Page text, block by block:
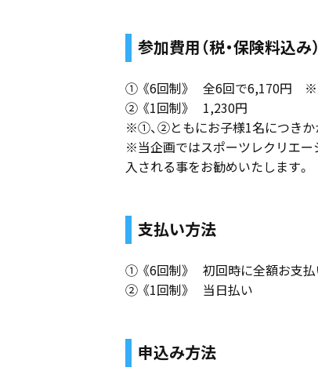
参加費用（税・保険料込み）
① 《6回制》 全6回で6,170円 ※1
② 《1回制》 1,230円
※①、②ともにお子様1名につきか
※当企画ではスポーツレクリエー
入される事をお勧めいたします。
支払い方法
① 《6回制》 初回時に全額お支
② 《1回制》 当日払い
申込み方法